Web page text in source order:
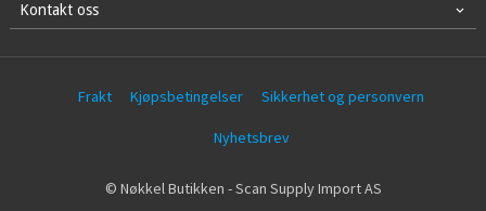
Kontakt oss
Frakt Kjøpsbetingelser Sikkerhet og personvern
Nyhetsbrev
© Nøkkel Butikken - Scan Supply Import AS